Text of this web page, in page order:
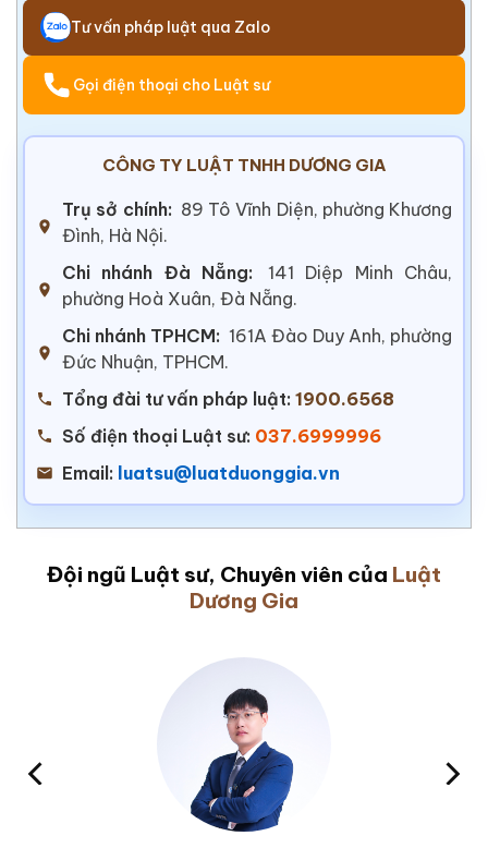
Tư vấn pháp luật qua Zalo
Gọi điện thoại cho Luật sư
CÔNG TY LUẬT TNHH DƯƠNG GIA
Trụ sở chính: 89 Tô Vĩnh Diện, phường Khương
Đình, Hà Nội.
Chi nhánh Đà Nẵng:
141 Diệp Minh Châu,
phường Hoà Xuân, Đà Nẵng.
Chi nhánh TPHCM: 161A Đào Duy Anh, phường
Đức Nhuận, TPHCM.
Tổng đài tư vấn pháp luật: 1900.6568
Số điện thoại Luật sư: 037.6999996
Email: luatsu@luatduonggia.vn
Đội ngũ Luật sư, Chuyên viên của Luật
Dương Gia